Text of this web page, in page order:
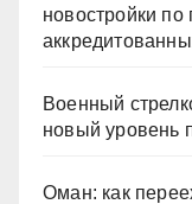
новостройки
Военный
новый уровень
Оман: как